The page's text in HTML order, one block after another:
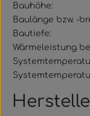
Bauhöhe:
Baulänge bzw. -
Bautiefe:
Wärmeleistung